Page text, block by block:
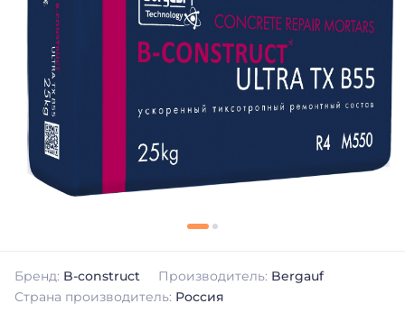
Бренд: B-construct Производитель: Bergauf
Страна производитель: Россия